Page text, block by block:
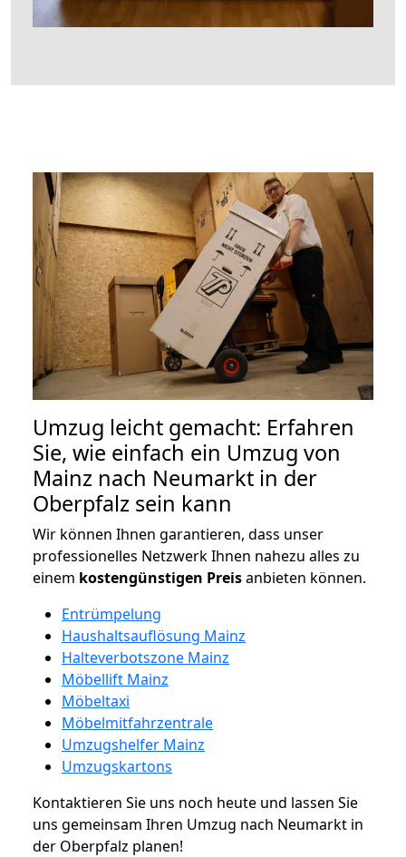
Umzug leicht gemacht: Erfahren
Sie, wie einfach ein Umzug von
Mainz nach Neumarkt in der
Oberpfalz sein kann
Wir können Ihnen garantieren, dass unser
professionelles Netzwerk Ihnen nahezu alles zu
einem kostengünstigen Preisanbieten können.
Entrümpelung
Haushaltsauflösung Mainz
Halteverbotszone Mainz
Möbellift Mainz
Möbeltaxi
Möbelmitfahrzentrale
Umzugshelfer Mainz
Umzugskartons
Kontaktieren Sie uns noch heute und lassen Sie
uns gemeinsam Ihren Umzug nach Neumarkt in
der Oberpfalz planen!